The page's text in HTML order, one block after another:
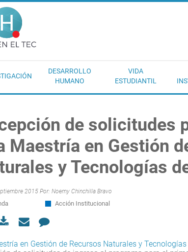
DESARROLLO
HUMANO
VIDA
ESTUDIANTIL
de solicitudes
Maestría en Gestión
y Tecnologías
2015 Por: Noemy Chinchilla Bravo
Acción Institucional
en Gestión de Recursos Naturales y